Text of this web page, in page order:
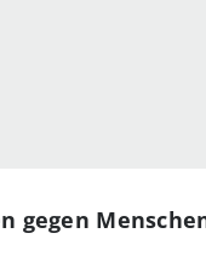
gegen